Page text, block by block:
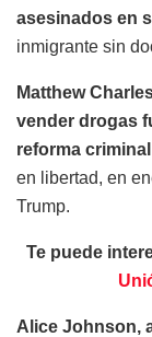
asesinados en
inmigrante sin
Matthew
vender drogas
reforma criminal
en libertad, en
Trump.
Te puede
Alice Johnson,